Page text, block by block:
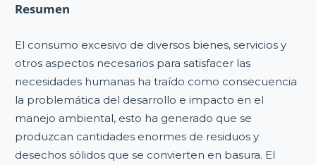
Resumen
El consumo excesivo de diversos bienes, servicios y
otros aspectos necesarios para satisfacer las
necesidades humanas ha traído como consecuencia
la problemática del desarrollo e impacto en el
manejo ambiental, esto ha generado que se
produzcan cantidades enormes de residuos y
desechos sólidos que se convierten en basura. El